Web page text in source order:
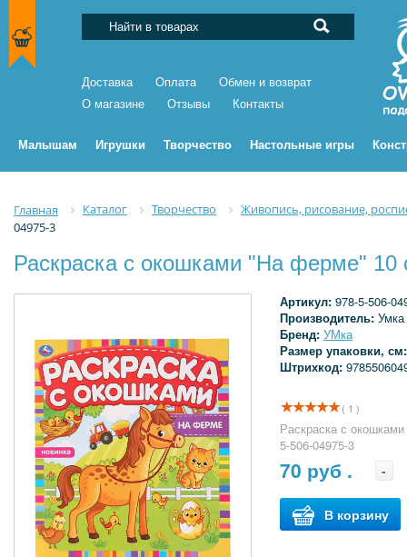
Доставка Оплата
Обмен и возврат
О магазине
Отзывы Контакты
Малышам Игрушки Творчество Настольные игры
Главная Каталог Творчество
Живопись, рисование,
04975-3
Раскраска с окошками "На ферме" 10
Артикул: 978-5-506-
Производитель: Умка
Бренд: УМка
Размер упаковки,
Штрихкод:
( 1 )
Раскраска с
5-506-04975-3
70 руб . -
В корзину